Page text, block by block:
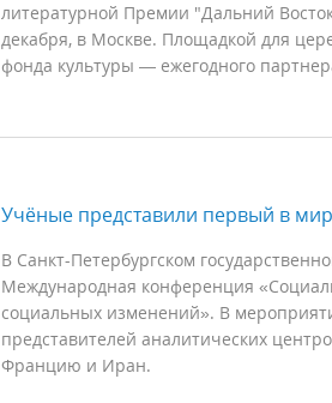
литературной Премии "Дальний
декабря, в Москве. Площадкой для
фонда культуры — ежегодного
Учёные представили первый в
В Санкт-Петербургском
Международная конференция
социальных изменений». В
представителей аналитических
Францию и Иран.